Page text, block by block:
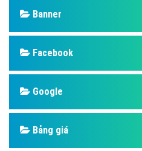
Banner
Facebook
Google
Bảng giá